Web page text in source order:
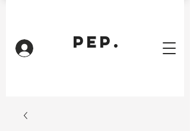
PEP.